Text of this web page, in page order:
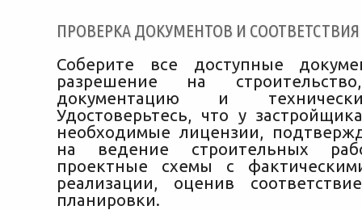
ПРОВЕРКА ДОКУМЕНТОВ И
Соберите все доступные
разрешение на
документацию и
Удостоверьтесь, что у
необходимые лицензии,
на ведение строительных
проектные схемы с
реализации, оценив
планировки.